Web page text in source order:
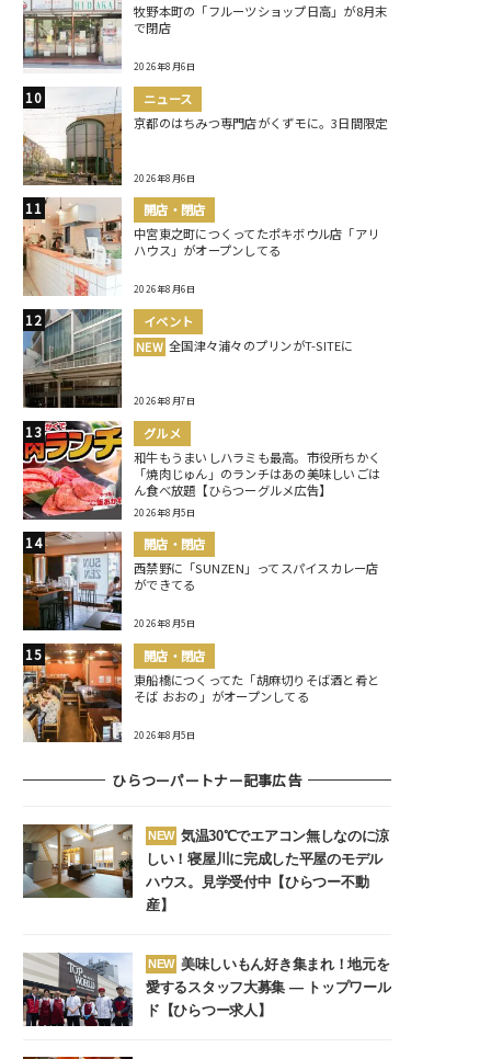
牧野本町の「フルーツショップ日高」が8月末
で閉店
2026年8月6日
ニュース
京都のはちみつ専門店がくずモに。3日間限定
2026年8月6日
開店・閉店
中宮東之町につくってたポキボウル店「アリ
ハウス」がオープンしてる
2026年8月6日
イベント
NEW 全国津々浦々のプリンがT-SITEに
2026年8月7日
グルメ
和牛もうまいしハラミも最高。市役所ちかく
「焼肉じゅん」のランチはあの美味しいごは
ん食べ放題【ひらつーグルメ広告】
2026年8月5日
開店・閉店
西禁野に「SUNZEN」ってスパイスカレー店
ができてる
2026年8月5日
開店・閉店
東船橋につくってた「胡麻切りそば酒と肴と
そば おおの」がオープンしてる
2026年8月5日
ひらつーパートナー記事広告
NEW 気温30℃でエアコン無しなのに涼
しい！寝屋川に完成した平屋のモデル
ハウス。見学受付中【ひらつー不動
産】
NEW 美味しいもん好き集まれ！地元を
愛するスタッフ大募集 ― トップワール
ド【ひらつー求人】